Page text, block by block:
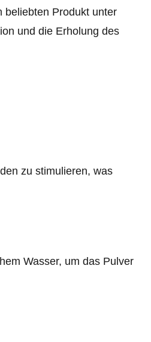
beliebten Produkt unter
und die Erholung des
zu stimulieren, was
Wasser, um das Pulver